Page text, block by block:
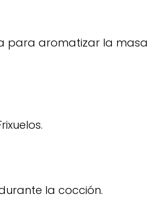
para aromatizar la masa
la cocción.